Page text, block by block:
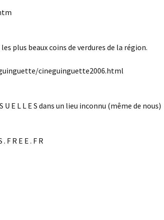
les plus beaux coins de verdures de la région.
cineguinguette2006.html
U E L L E S dans un lieu inconnu (même de nous)
F R E E . F R